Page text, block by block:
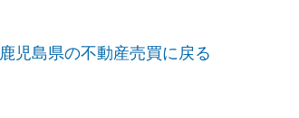
鹿児島県の不動産売買に戻る